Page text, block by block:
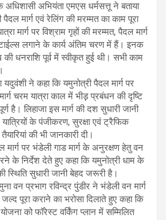
अधिशासी अभियंता एमएस धर्मसत्तू ने बताया
मार्ग एवं रेलिंग की मरम्मत का काम पूरा
मार्ग पर विश्राम गृहों की मरम्मत, पैदल मार्ग
लगाने के कार्य अंतिम चरण में हैं। इनक
धनराशि पूर्व में स्वीकृत हुई थी। सभी काम
ने कहा कि यमुनोत्री पैदल मार्ग पर
चरम यात्रा काल में भीड़़ प्रबंधन की दृष्टि
है। लिहाजा इस मार्ग की दश सुधारी जानी
के पंजीकरण, सुरक्षा एवं ट्रैफिक
की भी जानकारी दी।
मार्ग पर भंडेली गाड मार्ग के अनुरक्षण हेतु वन
के निर्देश देते हुए कहा कि यमुनोत्री धाम के
स्थिति सुधारी जानी बेहद जरूरी है।
वन प्रभाग रविन्द्र पुंडीर ने भंडेली वन मार्ग
पूरा कराने का भरोसा दिलाते हुए कहा कि
को फॉरेस्ट वर्किंग प्लान में सम्मिलित